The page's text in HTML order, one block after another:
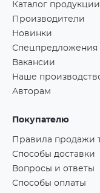
Каталог продукции
Производители
Новинки
Спецпредложения
Вакансии
Наше
Авторам
Покупателю
Правила продажи
Способы доставки
Вопросы и ответы
Способы оплаты